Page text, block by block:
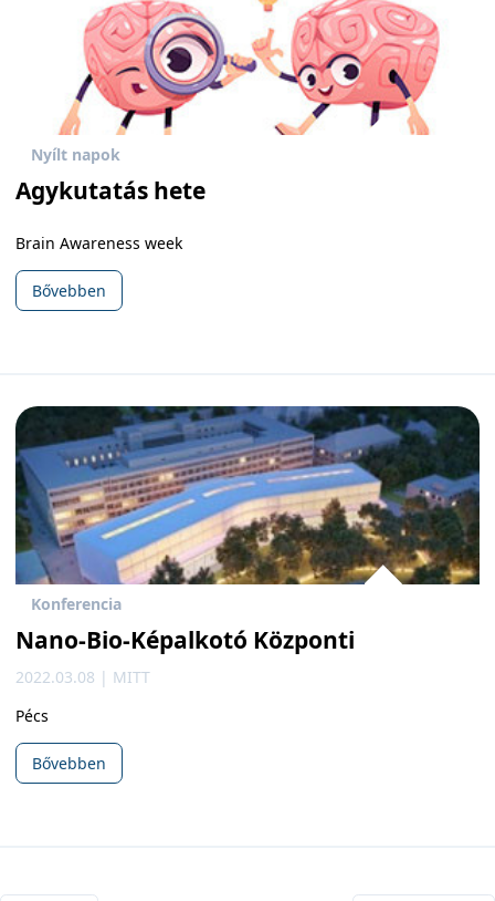
Nyílt napok
Agykutatás hete
Brain Awareness week
Bővebben
Konferencia
Nano-Bio-Képalkotó Központi
2022.03.08 | MITT
Pécs
Bővebben